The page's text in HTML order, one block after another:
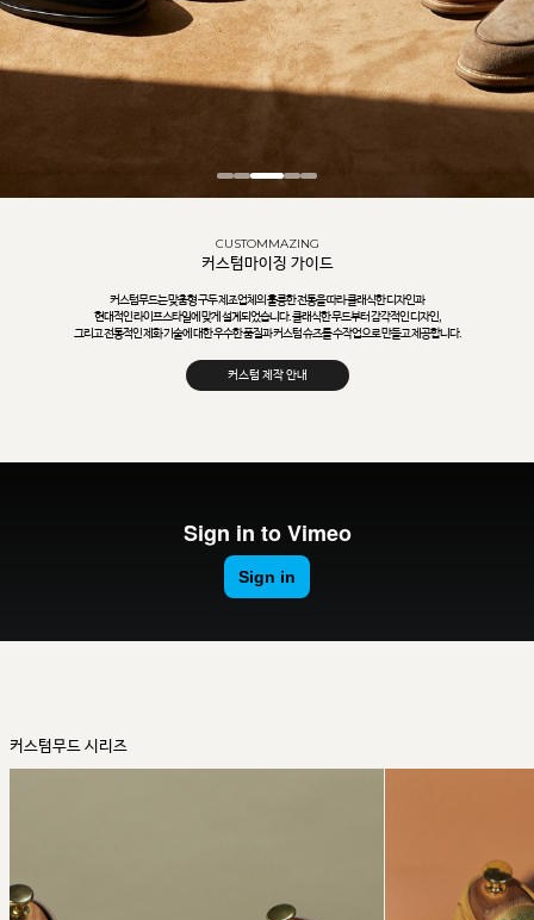
CUSTOMMAZING
커스텀마이징 가이드
커스텀무드는 맞춤형 구두 제조업체의 훌륭한 전통을 따라 클래식한 디자인과
현대적인 라이프스타일에 맞게 설계되었습니다. 클래식한 무드부터 감각적인 디자인,
그리고 전통적인 제화 기술에 대한 우수한 품질과 커스텀 슈즈를 수작업으로 만들고 제공합니다.
커스텀 제작 안내
커스텀무드 시리즈